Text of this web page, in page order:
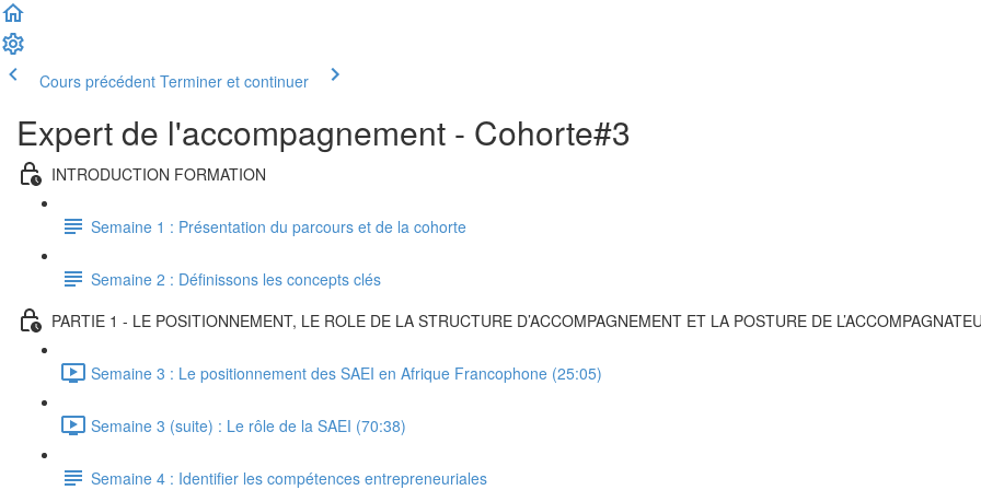
Cours précédent Terminer et continuer
Expert de l'accompagnement - Cohorte#3
INTRODUCTION FORMATION
Semaine 1 : Présentation du parcours et de la cohorte
Semaine 2 : Définissons les concepts clés
PARTIE 1 - LE POSITIONNEMENT, LE ROLE DE LA STRUCTURE D’ACCOMPAGNEMENT ET LA POSTURE DE
Semaine 3 : Le positionnement des SAEI en Afrique Francophone (25:05)
Semaine 3 (suite) : Le rôle de la SAEI (70:38)
Semaine 4 : Identifier les compétences entrepreneuriales